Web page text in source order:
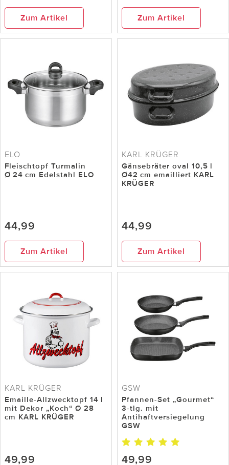
Zum Artikel Zum Artikel
ELO
Fleischtopf Turmalin
Ø 24 cm Edelstahl ELO
44,99
Zum Artikel
KARL KRÜGER
Gänsebräter oval 10,5 l
Ø42 cm emailliert KARL
KRÜGER
44,99
Zum Artikel
KARL KRÜGER
Emaille-Allzwecktopf 14 l
mit Dekor „Koch“ Ø 28
cm KARL KRÜGER
49,99
GSW
Pfannen-Set „Gourmet“
3-tlg. mit
Antihaftversiegelung
GSW
49,99